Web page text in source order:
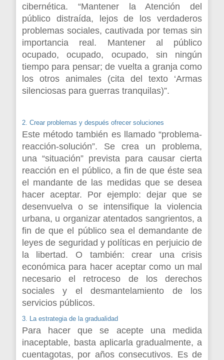
cibernética. “Mantener la Atención del
público distraída, lejos de los verdaderos
problemas sociales, cautivada por temas sin
importancia real. Mantener al público
ocupado, ocupado, ocupado, sin ningún
tiempo para pensar; de vuelta a granja como
los otros animales (cita del texto ‘Armas
silenciosas para guerras tranquilas)”.
2. Crear problemas y después ofrecer soluciones
Este método también es llamado “problema-
reacción-solución”. Se crea un problema,
una “situación” prevista para causar cierta
reacción en el público, a fin de que éste sea
el mandante de las medidas que se desea
hacer aceptar. Por ejemplo: dejar que se
desenvuelva o se intensifique la violencia
urbana, u organizar atentados sangrientos, a
fin de que el público sea el demandante de
leyes de seguridad y políticas en perjuicio de
la libertad. O también: crear una crisis
económica para hacer aceptar como un mal
necesario el retroceso de los derechos
sociales y el desmantelamiento de los
servicios públicos.
3. La estrategia de la gradualidad
Para hacer que se acepte una medida
inaceptable, basta aplicarla gradualmente, a
cuentagotas, por años consecutivos. Es de